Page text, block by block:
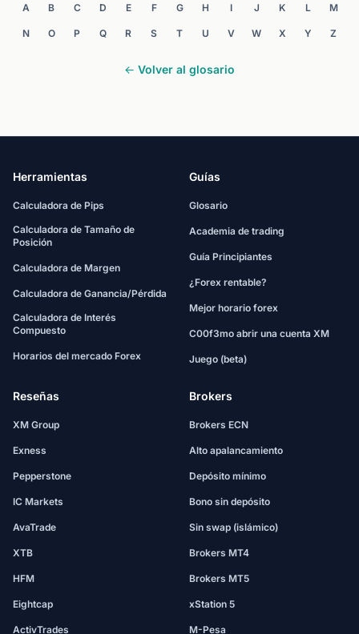
A B C D E F G H I J K L M
N O P Q R S T U V W X Y Z
← Volver al glosario
Herramientas
Calculadora de Pips
Calculadora de Tamaño de
Posición
Calculadora de Margen
Calculadora de Ganancia/Pérdida
Calculadora de Interés
Compuesto
Horarios del mercado Forex
Guías
Glosario
Academia de trading
Guía Principiantes
¿Forex rentable?
Mejor horario forex
C00f3mo abrir una cuenta XM
Juego (beta)
Reseñas
XM Group
Exness
Pepperstone
IC Markets
AvaTrade
XTB
HFM
Eightcap
ActivTrades
Brokers
Brokers ECN
Alto apalancamiento
Depósito mínimo
Bono sin depósito
Sin swap (islámico)
Brokers MT4
Brokers MT5
xStation 5
M-Pesa